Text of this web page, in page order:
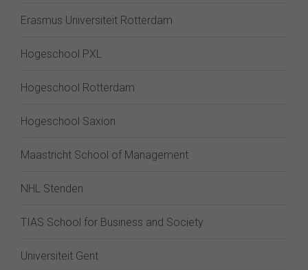
Erasmus Universiteit Rotterdam
Hogeschool PXL
Hogeschool Rotterdam
Hogeschool Saxion
Maastricht School of Management
NHL Stenden
TIAS School for Business and Society
Universiteit Gent